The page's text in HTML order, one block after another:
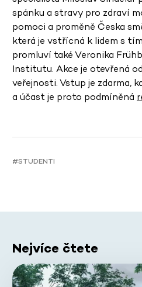
spánku a stravy pro zdraví
pomoci a proměně Česka
která je vstřícná k lidem s
promluví také Veronika
Institutu. Akce je otevřená
veřejnosti. Vstup je zdarma,
a účast je proto podmíněná
#STUDENTI
Nejvíce čtete